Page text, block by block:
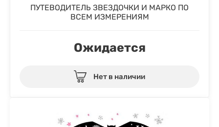
ПУТЕВОДИТЕЛЬ ЗВЕЗДОЧКИ И МАРКО ПО
ВСЕМ ИЗМЕРЕНИЯМ
Ожидается
Нет в наличии